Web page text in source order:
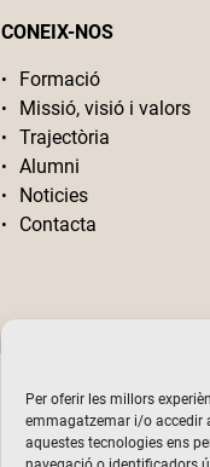
Per oferir les millors
emmagatzemar i/o accedir
aquestes tecnologies ens
CONEIX-NOS
Formació
Missió, visió i valors
Trajectòria
Alumni
Noticies
Contacta